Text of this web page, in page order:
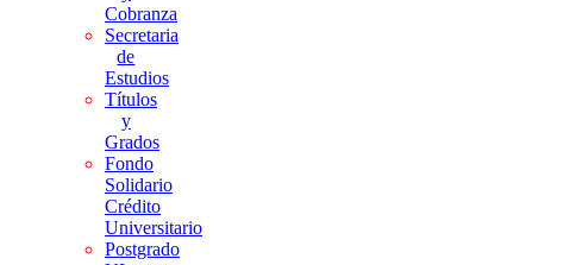
Cobranza
Secretaria
de
Estudios
Títulos
y
Grados
Fondo
Solidario
Crédito
Universitario
Postgrado